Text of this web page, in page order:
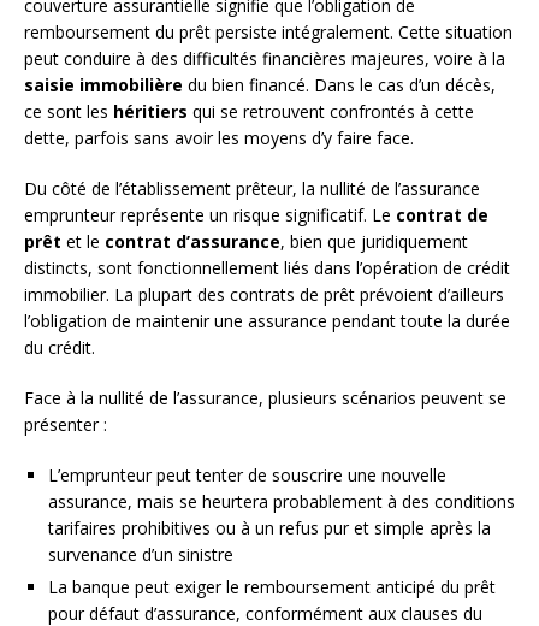
couverture assurantielle signifie que l’obligation de
remboursement du prêt persiste intégralement. Cette situation
peut conduire à des difficultés financières majeures, voire à la
saisie immobilière du bien financé. Dans le cas d’un décès,
ce sont les héritiers qui se retrouvent confrontés à cette
dette, parfois sans avoir les moyens d’y faire face.
Du côté de l’établissement prêteur, la nullité de l’assurance
emprunteur représente un risque significatif. Le contrat de
prêt et le contrat d’assurance, bien que juridiquement
distincts, sont fonctionnellement liés dans l’opération de crédit
immobilier. La plupart des contrats de prêt prévoient d’ailleurs
l’obligation de maintenir une assurance pendant toute la durée
du crédit.
Face à la nullité de l’assurance, plusieurs scénarios peuvent se
présenter :
L’emprunteur peut tenter de souscrire une nouvelle
assurance, mais se heurtera probablement à des conditions
tarifaires prohibitives ou à un refus pur et simple après la
survenance d’un sinistre
La banque peut exiger le remboursement anticipé du prêt
pour défaut d’assurance, conformément aux clauses du